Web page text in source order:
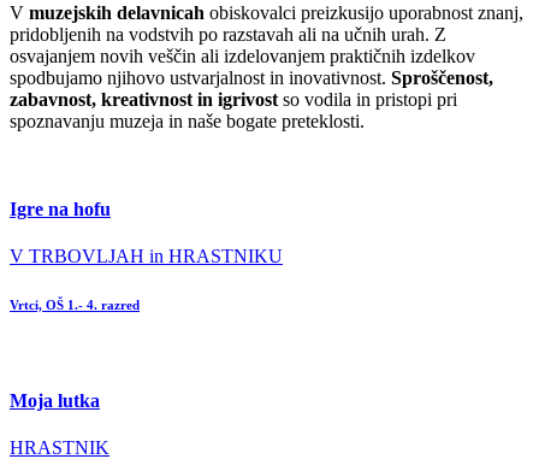
V muzejskih delavnicah obiskovalci preizkusijo uporabnost znanj,
pridobljenih na vodstvih po razstavah ali na učnih urah. Z
osvajanjem novih veščin ali izdelovanjem praktičnih izdelkov
spodbujamo njihovo ustvarjalnost in inovativnost. Sproščenost,
zabavnost, kreativnost in igrivost so vodila in pristopi pri
spoznavanju muzeja in naše bogate preteklosti.
Igre na hofu
V TRBOVLJAH in HRASTNIKU
Vrtci, OŠ 1.- 4. razred
Moja lutka
HRASTNIK